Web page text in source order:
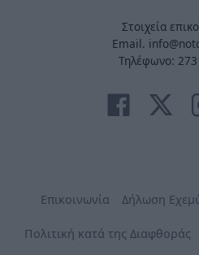
Στοιχεία
Email.
Τηλέφωνο:
Επικοινωνία Δήλωση
Πολιτική κατά της Διαφθοράς